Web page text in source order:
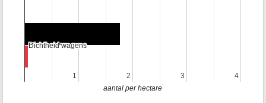
1
1 2
2 3
3 4
4
Dichtheid wagens
Dichtheid wagens
aantal per hectare